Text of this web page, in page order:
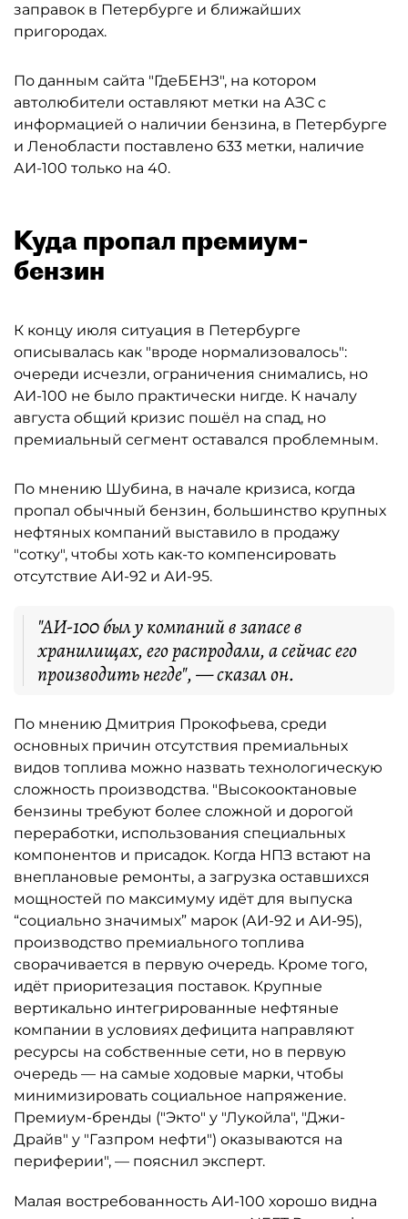
заправок в Петербурге и ближайших
пригородах.
По данным сайта "ГдеБЕНЗ", на котором
автолюбители оставляют метки на АЗС с
информацией о наличии бензина, в Петербурге
и Ленобласти поставлено 633 метки, наличие
АИ-100 только на 40.
Куда пропал премиум-
бензин
К концу июля ситуация в Петербурге
описывалась как "вроде нормализовалось":
очереди исчезли, ограничения снимались, но
АИ-100 не было практически нигде. К началу
августа общий кризис пошёл на спад, но
премиальный сегмент оставался проблемным.
По мнению Шубина, в начале кризиса, когда
пропал обычный бензин, большинство крупных
нефтяных компаний выставило в продажу
"сотку", чтобы хоть как-то компенсировать
отсутствие АИ-92 и АИ-95.
"АИ-100 был у компаний в запасе в
хранилищах, его распродали, а сейчас его
производить негде", — сказал он.
По мнению Дмитрия Прокофьева, среди
основных причин отсутствия премиальных
видов топлива можно назвать технологическую
сложность производства. "Высокооктановые
бензины требуют более сложной и дорогой
переработки, использования специальных
компонентов и присадок. Когда НПЗ встают на
внеплановые ремонты, а загрузка оставшихся
мощностей по максимуму идёт для выпуска
“социально значимых” марок (АИ-92 и АИ-95),
производство премиального топлива
сворачивается в первую очередь. Кроме того,
идёт приоритезация поставок. Крупные
вертикально интегрированные нефтяные
компании в условиях дефицита направляют
ресурсы на собственные сети, но в первую
очередь — на самые ходовые марки, чтобы
минимизировать социальное напряжение.
Премиум-бренды ("Экто" у "Лукойла", "Джи-
Драйв" у "Газпром нефти") оказываются на
периферии", — пояснил эксперт.
Малая востребованность АИ-100 хорошо видна